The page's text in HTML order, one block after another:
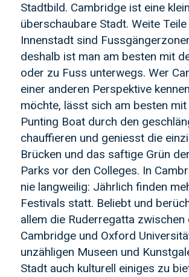
Stadtbild. Cambridge ist eine
überschaubare Stadt. Weite
Innenstadt sind
deshalb ist man am besten mit
oder zu Fuss unterwegs. Wer
einer anderen Perspektive
möchte, lässt sich am besten mit
Punting Boat durch den
chauffieren und geniesst die
Brücken und das saftige Grün
Parks vor den Colleges. In
nie langweilig: Jährlich finden
Festivals statt. Beliebt und
allem die Ruderregatta zwischen
Cambridge und Oxford
unzähligen Museen und
Stadt auch kulturell einiges zu